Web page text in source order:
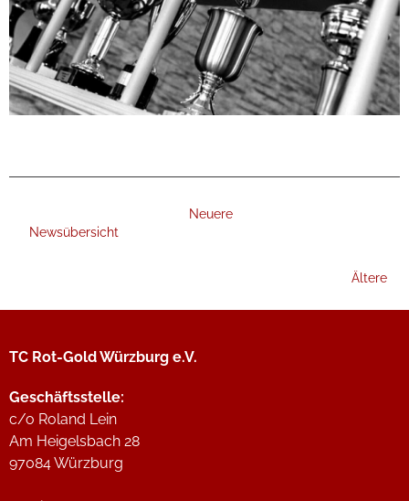
Neuere
Newsübersicht
Ältere
TC Rot-Gold Würzburg e.V.
Geschäftsstelle:
c/o Roland Lein
Am Heigelsbach 28
97084 Würzburg